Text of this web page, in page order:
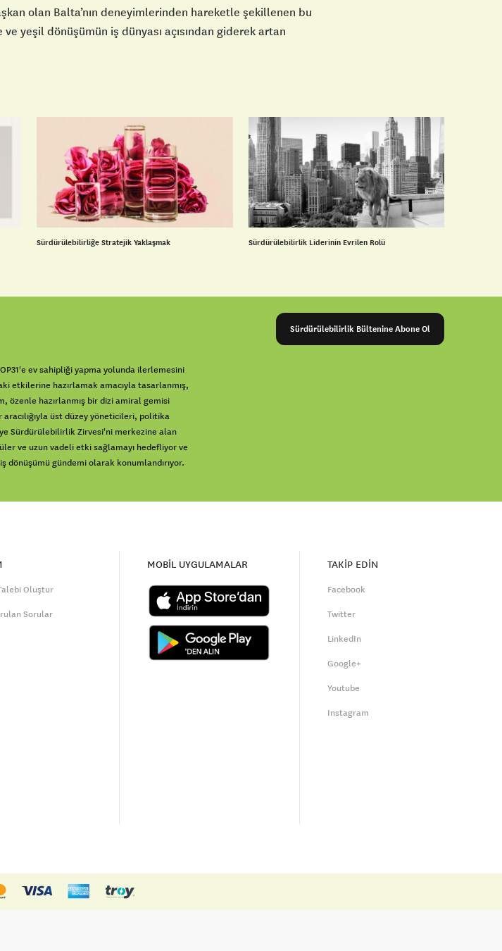
olan Balta’nın deneyimlerinden hareketle şekillenen bu
yeşil dönüşümün iş dünyası açısından giderek artan
Sürdürülebilirliğe Stratejik Yaklaşmak Sürdürülebilirlik Liderinin Evrilen Rolü
Sürdürülebilirlik Bültenine Abone Ol
ev sahipliği yapma yolunda ilerlemesini
etkilerine hazırlamak amacıyla tasarlanmış,
özenle hazırlanmış bir dizi amiral gemisi
üst düzey yöneticileri, politika
Sürdürülebilirlik Zirvesi'ni merkezine alan
ve uzun vadeli etki sağlamayı hedefliyor ve
gündemi olarak konumlandırıyor.
Oluştur
Sorular
MOBİL UYGULAMALAR TAKİP EDİN
Facebook
Twitter
LinkedIn
Google+
Youtube
Instagram